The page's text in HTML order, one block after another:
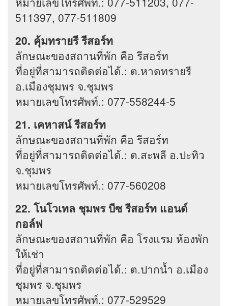
511397, 077-511809
20. คุ้มทรายรี รีสอร์ท
ลักษณะของสถานที่พัก คือ รีสอร์ท
ที่อยู่ที่สามารถติดต่อได้.: ต.หาดทรายรี
อ.เมืองชุมพร จ.ชุมพร
หมายเลขโทรศัพท์.: 077-558244-5
21. เคหาสน์ รีสอร์ท
ลักษณะของสถานที่พัก คือ รีสอร์ท
ที่อยู่ที่สามารถติดต่อได้.: ต.สะพลี อ.ปะทิว
จ.ชุมพร
หมายเลขโทรศัพท์.: 077-560208
22. โนโวเทล ชุมพร บีซ รีสอร์ท แอนด์
กอล์ฟ
ลักษณะของสถานที่พัก คือ โรงแรม ห้องพัก
ให้เช่า
ที่อยู่ที่สามารถติดต่อได้.: ต.ปากน้ำ อ.เมือง
ชุมพร จ.ชุมพร
หมายเลขโทรศัพท์.: 077-529529